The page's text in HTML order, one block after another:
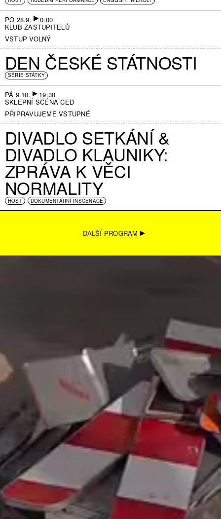
PO 28.9. 0:00
KLUB ZASTUPITELŮ
VSTUP VOLNÝ
DEN ČESKÉ STÁTNOSTI
SÉRIE STÁTKY
PÁ 9.10. 19:30
SKLEPNÍ SCÉNA CED
PŘIPRAVUJEME VSTUPNÉ
DIVADLO SETKÁNÍ &
DIVADLO KLAUNIKY:
ZPRÁVA K VĚCI
NORMALITY
HOST DOKUMENTÁRNÍ INSCENACE
DALŠÍ PROGRAM